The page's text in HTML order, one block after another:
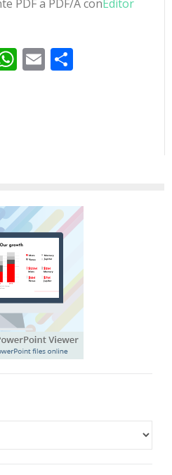
PDF a PDF/A conEditor
WhatsApp
Email